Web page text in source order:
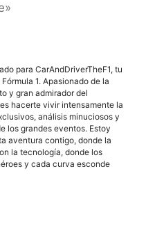
para CarAndDriverTheF1, tu
1. Apasionado de la
y gran admirador del
hacerte vivir intensamente la
análisis minuciosos y
los grandes eventos. Estoy
aventura contigo, donde la
la tecnología, donde los
y cada curva esconde